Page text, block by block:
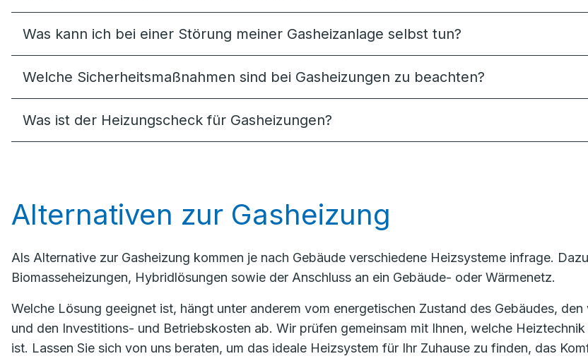
Was kann ich bei einer Störung meiner Gasheizanlage selbst tun?
Welche Sicherheitsmaßnahmen sind bei Gasheizungen zu beachten?
Was ist der Heizungscheck für Gasheizungen?
Alternativen zur Gasheizung
Als Alternative zur Gasheizung kommen je nach Gebäude verschiedene Heizsysteme infrage.
Biomasseheizungen, Hybridlösungen sowie der Anschluss an ein Gebäude- oder Wärmenetz.
Welche Lösung geeignet ist, hängt unter anderem vom energetischen Zustand des Gebäudes,
und den Investitions- und Betriebskosten ab. Wir prüfen gemeinsam mit Ihnen, welche
ist. Lassen Sie sich von uns beraten, um das ideale Heizsystem für Ihr Zuhause zu finden, das